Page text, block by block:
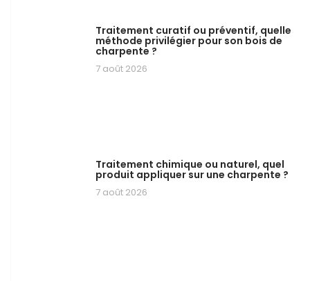
Traitement curatif ou préventif, quelle
méthode privilégier pour son bois de
charpente ?
7 août 2026
Traitement chimique ou naturel, quel
produit appliquer sur une charpente ?
7 août 2026